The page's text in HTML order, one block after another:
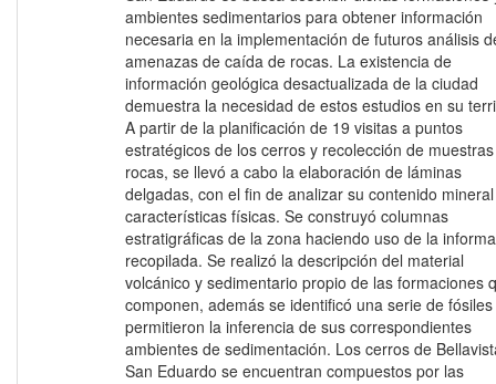
ambientes sedimentarios para obtener información
necesaria en la implementación de futuros análisis
amenazas de caída de rocas. La existencia de
información geológica desactualizada de la ciudad
demuestra la necesidad de estos estudios en su
A partir de la planificación de 19 visitas a puntos
estratégicos de los cerros y recolección de
rocas, se llevó a cabo la elaboración de láminas
delgadas, con el fin de analizar su contenido
características físicas. Se construyó columnas
estratigráficas de la zona haciendo uso de la
recopilada. Se realizó la descripción del material
volcánico y sedimentario propio de las formaciones
componen, además se identificó una serie de
permitieron la inferencia de sus correspondientes
ambientes de sedimentación. Los cerros de
San Eduardo se encuentran compuestos por las